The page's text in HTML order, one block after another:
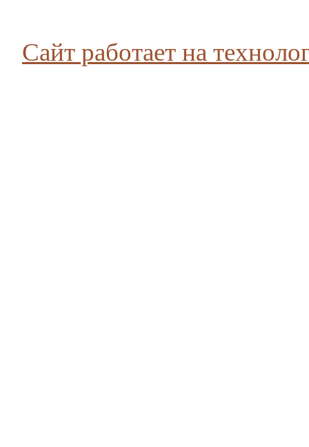
Сайт работает на